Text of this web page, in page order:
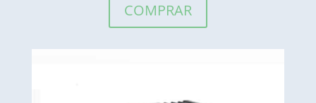
COMPRAR